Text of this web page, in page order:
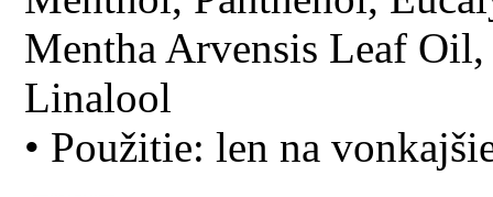
Mentha Arvensis Leaf
Linalool
• Použitie: len na